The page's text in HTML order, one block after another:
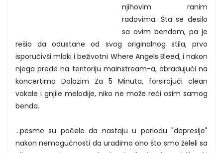
njihovim ranim
radovima. Šta se desilo
sa ovim bendom, pa je
rešio da odustane od svog originalnog stila, prvo
isporučivši mlaki i beživotni Where Angels Bleed, i nakon
njega pređe na teritoriju mainstream-a, obrađujući na
koncertima Dolazim Za 5 Minuta, forsirajući clean
vokale i gnjile melodije, niko ne može reći osim samog
benda.
...pesme su počele da nastaju u periodu "depresije"
nakon nemogućnosti da uradimo ono što smo želeli sa